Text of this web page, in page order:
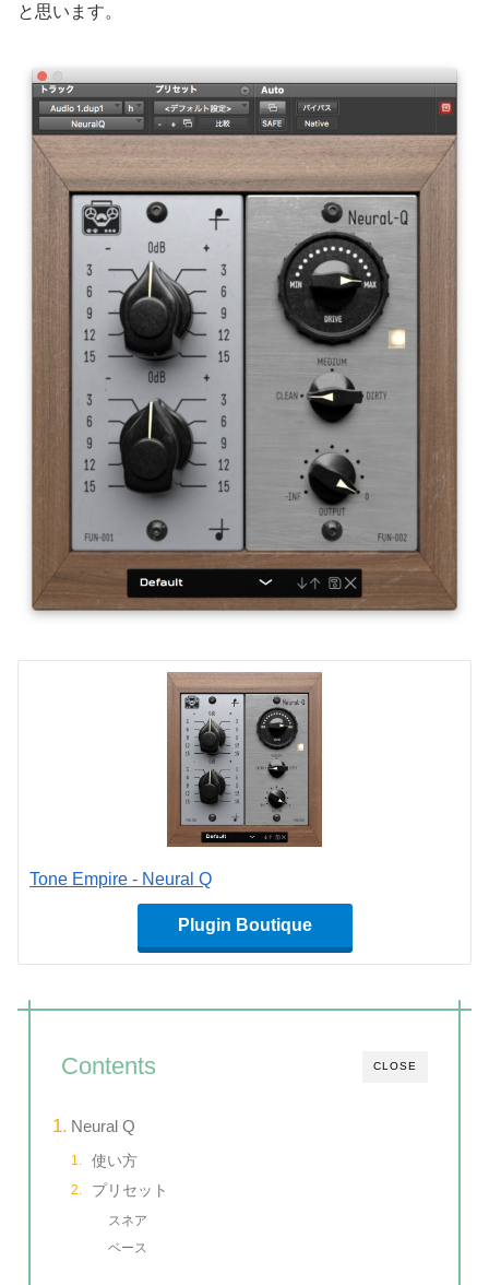
と思います。
Tone Empire - Neural Q
Plugin Boutique
CLOSE
Contents
Neural Q
使い方
プリセット
スネア
ベース